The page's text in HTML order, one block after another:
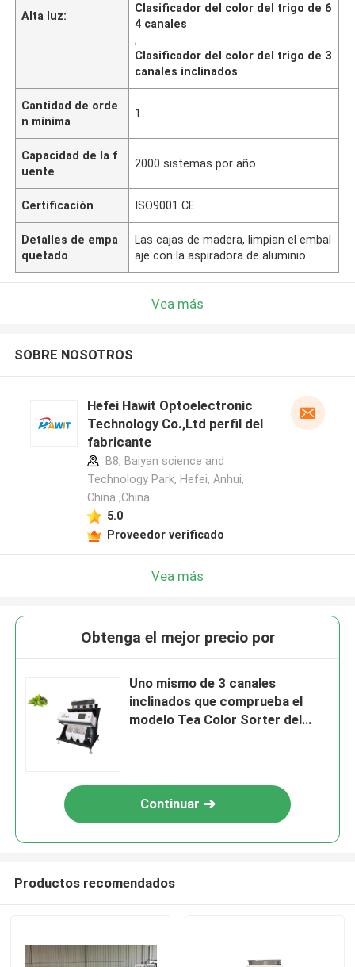
Alta luz:
Clasificador del color del trigo de 6
4 canales
,
Clasificador del color del trigo de 3
canales inclinados
Cantidad de orde
n mínima
1
Capacidad de la f
uente
2000 sistemas por año
Certificación ISO9001 CE
Detalles de empa
quetado
Las cajas de madera, limpian el embal
aje con la aspiradora de aluminio
Vea más
SOBRE NOSOTROS
Hefei Hawit Optoelectronic
Technology Co.,Ltd perfil del
fabricante
B8, Baiyan science and
Technology Park, Hefei, Anhui,
China ,China
5.0
Proveedor verificado
Vea más
Obtenga el mejor precio por
Uno mismo de 3 canales
inclinados que comprueba el
modelo Tea Color Sorter del
Continuar
Productos recomendados